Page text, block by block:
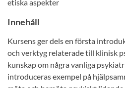
etiska aspekter
Innehåll
Kursens ger dels en första
och verktyg relaterade till klinisk
kunskap om några vanliga
introduceras exempel på